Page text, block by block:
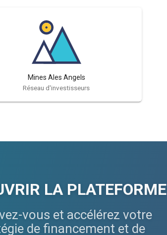
Mines Ales Angels
Réseau d'investisseurs
LA PLATEFORME
vous et accélérez votre
de financement et de